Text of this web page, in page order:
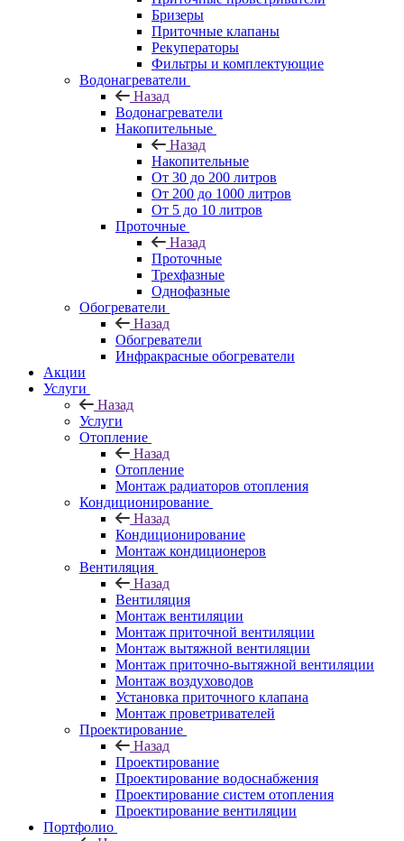
Бризеры
Приточные клапаны
Рекуператоры
Фильтры и комплектующие
Водонагреватели
Назад
Водонагреватели
Накопительные
Назад
Накопительные
От 30 до 200 литров
От 200 до 1000 литров
От 5 до 10 литров
Проточные
Назад
Проточные
Трехфазные
Однофазные
Обогреватели
Назад
Обогреватели
Инфракрасные обогреватели
Акции
Услуги
Назад
Услуги
Отопление
Назад
Отопление
Монтаж радиаторов отопления
Кондиционирование
Назад
Кондиционирование
Монтаж кондиционеров
Вентиляция
Назад
Вентиляция
Монтаж вентиляции
Монтаж приточной вентиляции
Монтаж вытяжной вентиляции
Монтаж приточно-вытяжной вентиляции
Монтаж воздуховодов
Установка приточного клапана
Монтаж проветривателей
Проектирование
Назад
Проектирование
Проектирование водоснабжения
Проектирование систем отопления
Проектирование вентиляции
Портфолио